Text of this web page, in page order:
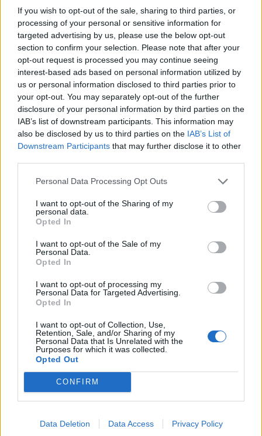
If you wish to opt-out of the sale, sharing to third parties, or
processing of your personal or sensitive information for
targeted advertising by us, please use the below opt-out
section to confirm your selection. Please note that after your
opt-out request is processed you may continue seeing
interest-based ads based on personal information utilized by
us or personal information disclosed to third parties prior to
your opt-out. You may separately opt-out of the further
disclosure of your personal information by third parties on the
IAB’s list of downstream participants. This information may
also be disclosed by us to third parties on the IAB’s List of
Downstream Participants that may further disclose it to other
Personal Data Processing Opt Outs
I want to opt-out of the Sharing of my
personal data.
Opted In
I want to opt-out of the Sale of my
Personal Data.
Opted In
I want to opt-out of processing my
Personal Data for Targeted Advertising.
Opted In
I want to opt-out of Collection, Use,
Retention, Sale, and/or Sharing of my
Personal Data that Is Unrelated with the
Purposes for which it was collected.
Opted Out
CONFIRM
Data Deletion Data Access Privacy Policy
Σχετικά Άρθρα